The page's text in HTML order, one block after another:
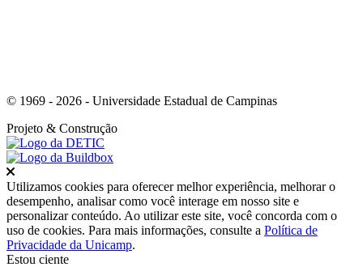
© 1969 - 2026 - Universidade Estadual de Campinas
Projeto & Construção
Fechar
Utilizamos cookies para oferecer melhor experiência, melhorar o
desempenho, analisar como você interage em nosso site e
personalizar conteúdo. Ao utilizar este site, você concorda com o
uso de cookies. Para mais informações, consulte a Política de
Privacidade da Unicamp.
Estou ciente